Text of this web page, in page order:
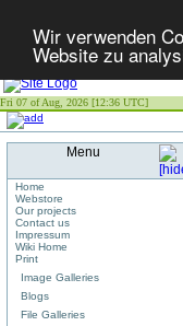
Wir verwenden
Website zu
Fri 07 of Aug, 2026 [12:36 UTC]
Menu
Home
Webstore
Our projects
Contact us
Impressum
Wiki Home
Print
Image Galleries
Blogs
File Galleries